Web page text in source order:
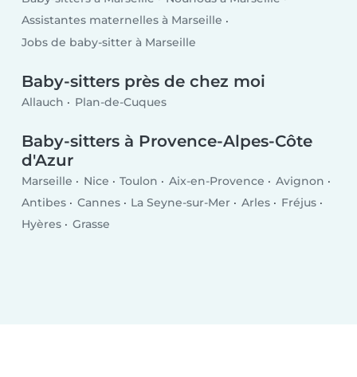
Assistantes maternelles à Marseille
Jobs de baby-sitter à Marseille
Baby-sitters près de chez moi
Allauch Plan-de-Cuques
Baby-sitters à Provence-Alpes-Côte
d'Azur
Marseille Nice Toulon Aix-en-Provence
Avignon
Antibes
Cannes La Seyne-sur-Mer Arles
Fréjus
Hyères
Grasse